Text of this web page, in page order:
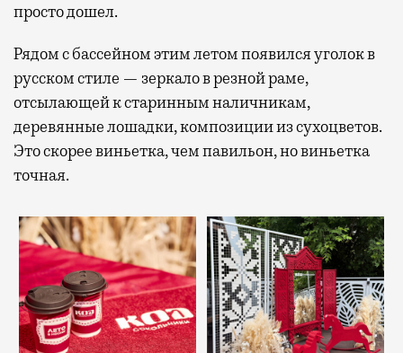
просто дошел.
Рядом с бассейном этим летом появился уголок в
русском стиле — зеркало в резной раме,
отсылающей к старинным наличникам,
деревянные лошадки, композиции из сухоцветов.
Это скорее виньетка, чем павильон, но виньетка
точная.